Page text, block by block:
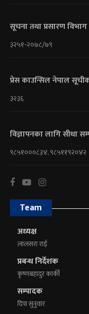
सूचना तथा प्रसारण विभाग
३२५१-२०७८/७९
प्रेस काउन्सिल नेपाल
३२३६
विज्ञापनका लागि सीधा
९८५१०००८३४, ९८५११९२०४२
Team
अध्यक्ष
लालसरा राई
प्रबन्ध निर्देशक
कृष्णबहादुर कार्की
सम्पादक
दिपा सुनुवार